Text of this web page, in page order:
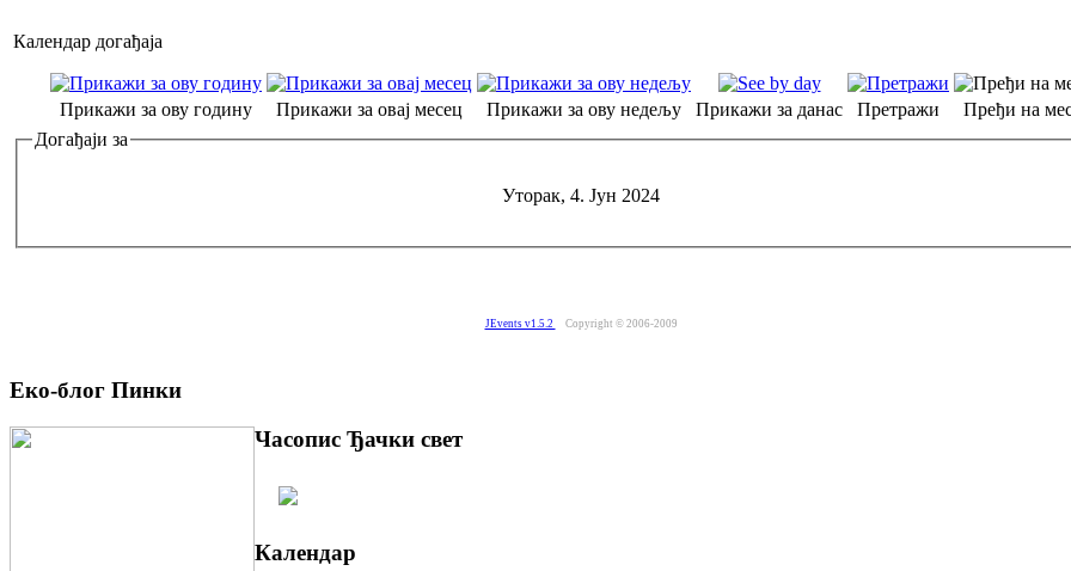
Календар догађаја
Прикажи за ову годину Прикажи за овај месец Прикажи за ову недељу Прикажи за данас Претражи
Пређи на
Догађаји за
Уторак, 4. Јун 2024
JEvents v1.5.2 Copyright © 2006-2009
Еко-блог Пинки
Часопис Ђачки свет
Календар